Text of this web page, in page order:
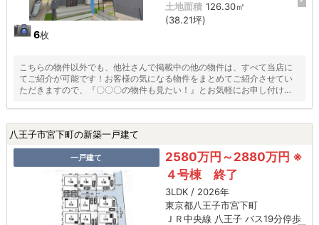
6枚
土地面積 126.30㎡
(38.21坪)
こちらの物件以外でも、他社さんで掲載中の他の物件は、すべて当店に
てご紹介が可能です！お客様の気になる物件をまとめてご紹介させてい
ただきますので、『〇〇〇の物件も見たい！』とお気軽にお申し付けく
八王子市宮下町の新築一戸建て
一戸建て
2580万円～2880万円 ※
４号棟 終了
3LDK / 2026年
東京都八王子市宮下町
ＪＲ中央線 八王子 バス19分停歩